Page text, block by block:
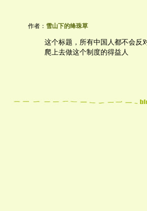
作者： 雪山下的绛珠草
这个标题，所有中国人都不会反
爬上去做这个制度的得益人